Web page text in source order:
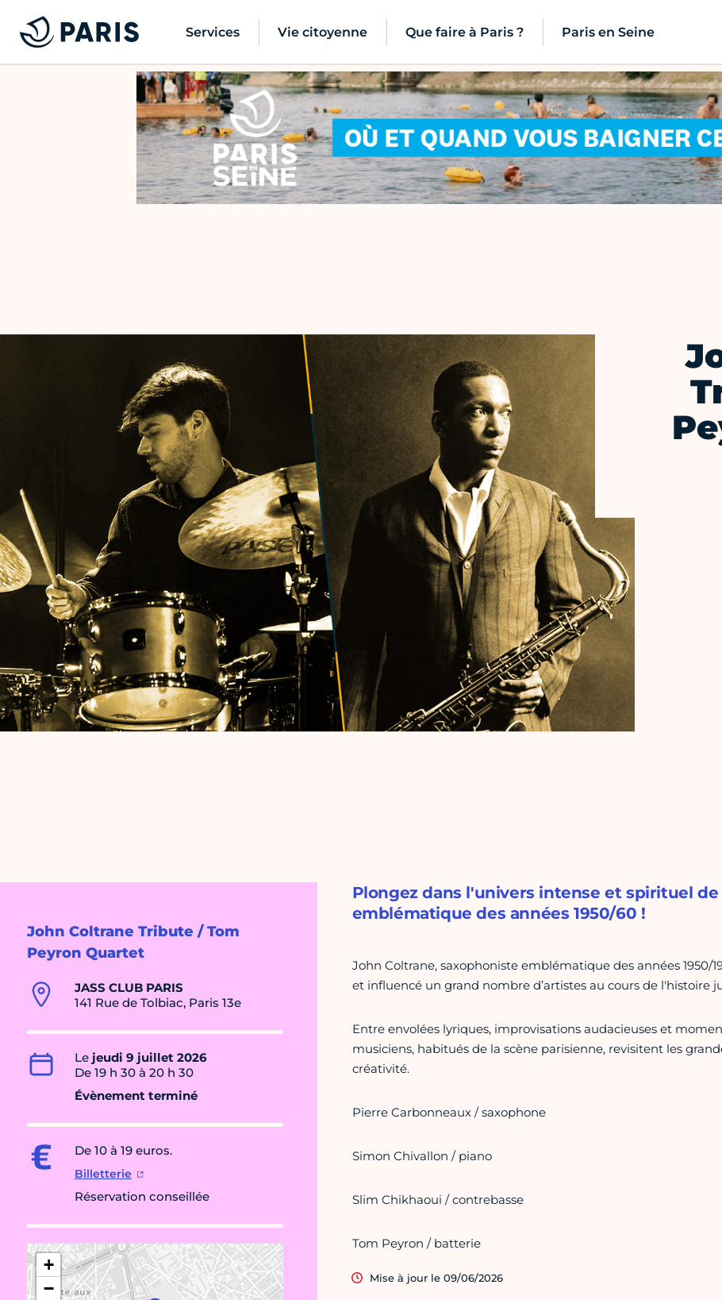
Services Vie citoyenne Que faire à Paris ? Paris en Seine
John Coltrane Tribute / Tom
Peyron Quartet
JASS CLUB PARIS
141 Rue de Tolbiac, Paris 13e
Le jeudi 9 juillet 2026
De 19 h 30 à 20 h 30
Évènement terminé
De 10 à 19 euros.
Billetterie
Réservation conseillée
+
−
Plongez dans l'univers intense et spirituel
emblématique des années 1950/60 !
John Coltrane, saxophoniste emblématique des années
et influencé un grand nombre d’artistes au cours de l'histoire
Entre envolées lyriques, improvisations audacieuses et
musiciens, habitués de la scène parisienne, revisitent les
créativité.
Pierre Carbonneaux / saxophone
Simon Chivallon / piano
Slim Chikhaoui / contrebasse
Tom Peyron / batterie
Mise à jour le 09/06/2026